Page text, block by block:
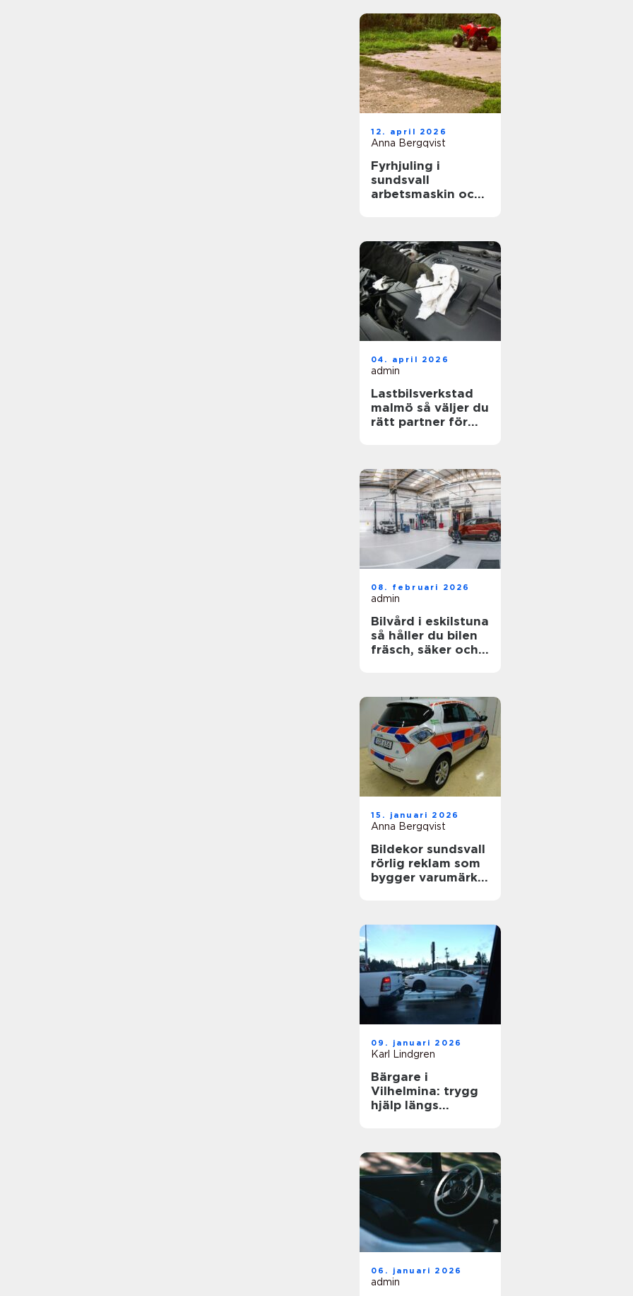
12. april 2026
Anna Bergqvist
Fyrhjuling i
sundsvall
arbetsmaskin och
04. april 2026
admin
Lastbilsverkstad
malmö så väljer du
rätt partner för
08. februari 2026
admin
Bilvård i eskilstuna
så håller du bilen
fräsch, säker och
15. januari 2026
Anna Bergqvist
Bildekor sundsvall
rörlig reklam som
bygger varumärke
09. januari 2026
Karl Lindgren
Bärgare i
Vilhelmina: trygg
hjälp längs
06. januari 2026
admin